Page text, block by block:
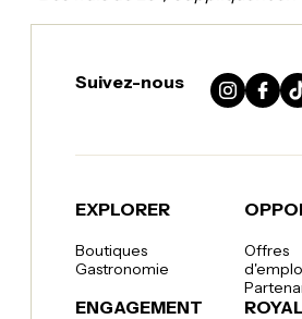
Suivez-nous
EXPLORER
Boutiques
Gastronomie
Offres
ENGAGEMENT